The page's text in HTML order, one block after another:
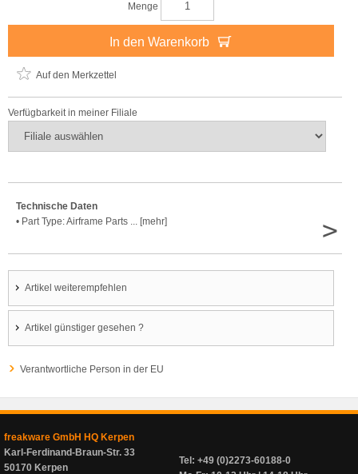
Menge
In den Warenkorb
Auf den Merkzettel
Verfügbarkeit in meiner Filiale
Technische Daten
• Part Type: Airframe Parts ... [mehr]
>
Artikel weiterempfehlen
Artikel günstiger gesehen ?
Verantwortliche Person in der EU
freakware GmbH HQ Kerpen
Karl-Ferdinand-Braun-Str. 33
50170 Kerpen
Tel: +49 (0)2273-60188-0